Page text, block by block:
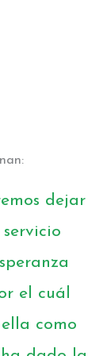
dejar
el cuál
como